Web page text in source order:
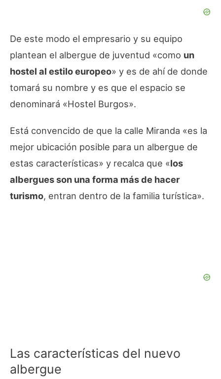
De este modo el empresario y su equipo
plantean el albergue de juventud «como un
hostel al estilo europeo» y es de ahí de donde
tomará su nombre y es que el espacio se
denominará «Hostel Burgos».
Está convencido de que la calle Miranda «es la
mejor ubicación posible para un albergue de
estas características» y recalca que «los
albergues son una forma más de hacer
turismo, entran dentro de la familia turística».
Las características del nuevo
albergue